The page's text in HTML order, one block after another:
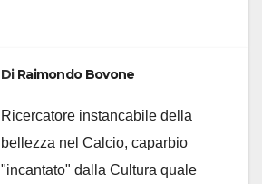
Di Raimondo Bovone
Ricercatore instancabile della
bellezza nel Calcio, caparbio
"incantato" dalla Cultura quale